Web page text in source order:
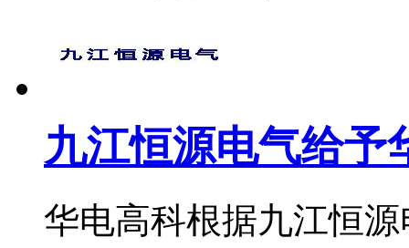
九江恒源电气给予
华电高科根据九江恒